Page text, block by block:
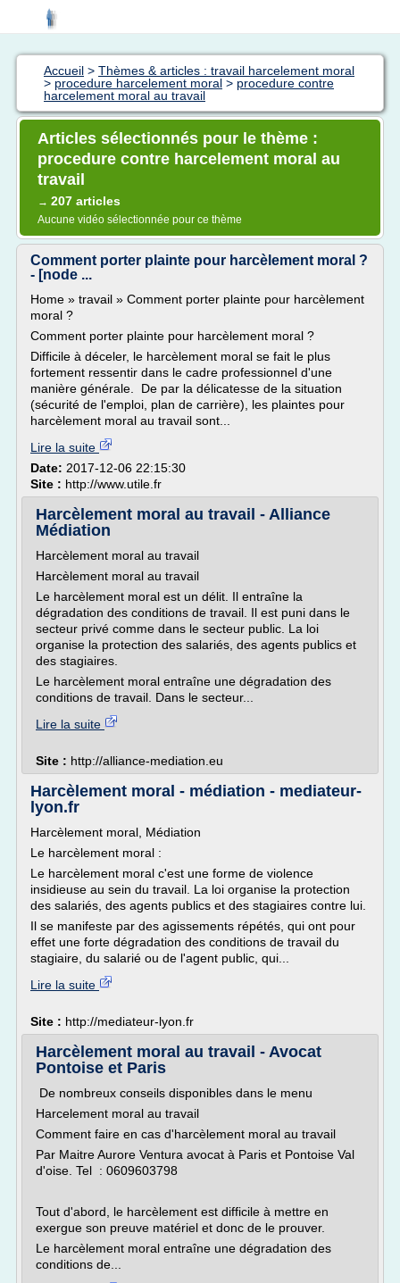
Accueil > Thèmes & articles : travail harcelement moral
> procedure harcelement moral > procedure contre
harcelement moral au travail
Articles sélectionnés pour le thème :
procedure contre harcelement moral au
travail
→ 207 articles
Aucune vidéo sélectionnée pour ce thème
Comment porter plainte pour harcèlement moral ?
- [node ...
Home » travail » Comment porter plainte pour harcèlement
moral ?
Comment porter plainte pour harcèlement moral ?
Difficile à déceler, le harcèlement moral se fait le plus
fortement ressentir dans le cadre professionnel d'une
manière générale. De par la délicatesse de la situation
(sécurité de l'emploi, plan de carrière), les plaintes pour
harcèlement moral au travail sont...
Lire la suite
Date: 2017-12-06 22:15:30
Site : http://www.utile.fr
Harcèlement moral au travail - Alliance
Médiation
Harcèlement moral au travail
Harcèlement moral au travail
Le harcèlement moral est un délit. Il entraîne la
dégradation des conditions de travail. Il est puni dans le
secteur privé comme dans le secteur public. La loi
organise la protection des salariés, des agents publics et
des stagiaires.
Le harcèlement moral entraîne une dégradation des
conditions de travail. Dans le secteur...
Lire la suite
Site : http://alliance-mediation.eu
Harcèlement moral - médiation - mediateur-
lyon.fr
Harcèlement moral, Médiation
Le harcèlement moral :
Le harcèlement moral c'est une forme de violence
insidieuse au sein du travail. La loi organise la protection
des salariés, des agents publics et des stagiaires contre lui.
Il se manifeste par des agissements répétés, qui ont pour
effet une forte dégradation des conditions de travail du
stagiaire, du salarié ou de l'agent public, qui...
Lire la suite
Site : http://mediateur-lyon.fr
Harcèlement moral au travail - Avocat
Pontoise et Paris
De nombreux conseils disponibles dans le menu
Harcelement moral au travail
Comment faire en cas d'harcèlement moral au travail
Par Maitre Aurore Ventura avocat à Paris et Pontoise Val
d'oise. Tel : 0609603798
Tout d'abord, le harcèlement est difficile à mettre en
exergue son preuve matériel et donc de le prouver.
Le harcèlement moral entraîne une dégradation des
conditions de...